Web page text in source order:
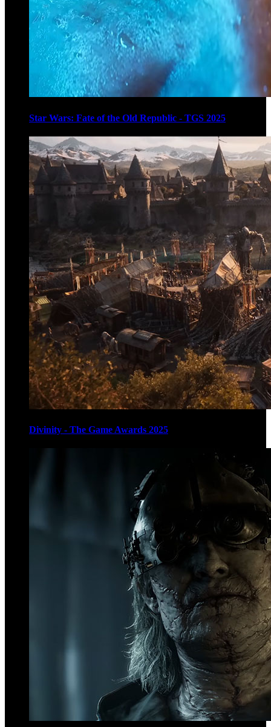
Star Wars: Fate of the Old Republic - TGS 2025
Divinity - The Game Awards 2025